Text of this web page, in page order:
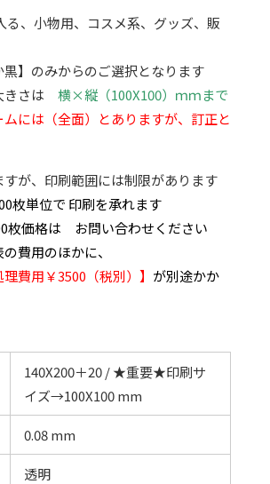
、小物用、コスメ系、グッズ、販
】のみからのご選択となります
きさは 横×縦（100X100）ｍｍまで
には（全面）とありますが、訂正と
が、印刷範囲には制限があります
枚単位で 印刷を承れます
枚価格は お問い合わせください
費用のほかに、
理費用￥3500（税別）】 が別途かか
140X200＋20 / ★重要★印刷サ
イズ→100X100 mm
0.08 mm
透明